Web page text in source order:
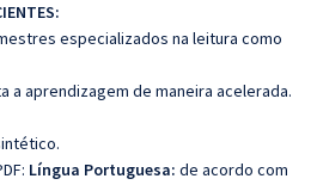
especializados na leitura como
a aprendizagem de maneira acelerada.
Língua Portuguesa: de acordo com